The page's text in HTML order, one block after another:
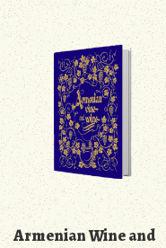
Armenian Wine and